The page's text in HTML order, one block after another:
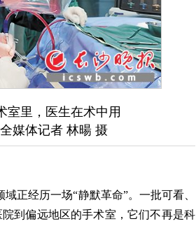
室里，医生在术中用
媒体记者 林暘 摄
经历一场“静默革命”。一批可看、
到偏远地区的手术室，它们不再是科